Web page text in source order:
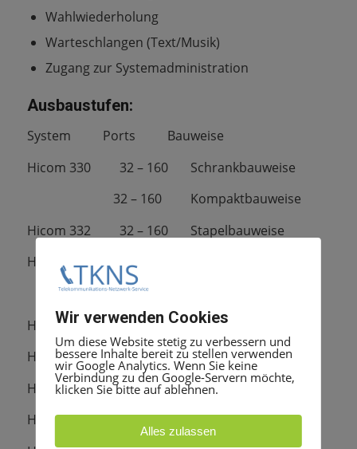
Wahlwiederholung
Warteschlangen (Text/Musik)
Zugang zur Systemadministration
Ausbaustufen:
System Ports Bauweise
Hicom 330 32 – 160 Schrankbauweise
32 – 160 Kompaktbauweise
Hicom 332 32 – 160 Stapelbauweise
Hicom 340 32 – 256 Schrankbauweise
32 – 256 Kompaktbauweise
Hicom 342 32 -256 Stapelbauweise
Hicom 350 96 – 384 Schrankbauweise
Hicom 352 96 – 384 Stapelbauweise
Hicom 360 96 – 512 Schrankbauweise
Wir verwenden Cookies
Um diese Website stetig zu verbessern und
bessere Inhalte bereit zu stellen verwenden
wir Google Analytics. Wenn Sie keine
Verbindung zu den Google-Servern möchte,
klicken Sie bitte auf ablehnen.
Alles zulassen